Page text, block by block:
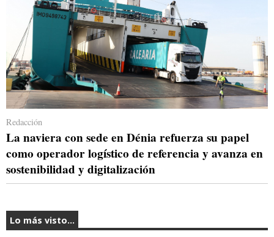
Redacción
La naviera con sede en Dénia refuerza su papel
como operador logístico de referencia y avanza en
sostenibilidad y digitalización
Lo más visto...